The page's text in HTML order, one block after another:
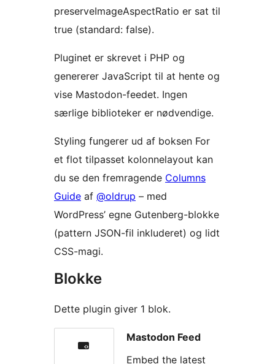
preserveImageAspectRatio er sat til
true (standard: false).
Pluginet er skrevet i PHP og
genererer JavaScript til at hente og
vise Mastodon-feedet. Ingen
særlige biblioteker er nødvendige.
Styling fungerer ud af boksen For
et flot tilpasset kolonnelayout kan
du se den fremragende Columns
Guide af @oldrup – med
WordPress’ egne Gutenberg-blokke
(pattern JSON-fil inkluderet) og lidt
CSS-magi.
Blokke
Dette plugin giver 1 blok.
Mastodon Feed
Embed the latest